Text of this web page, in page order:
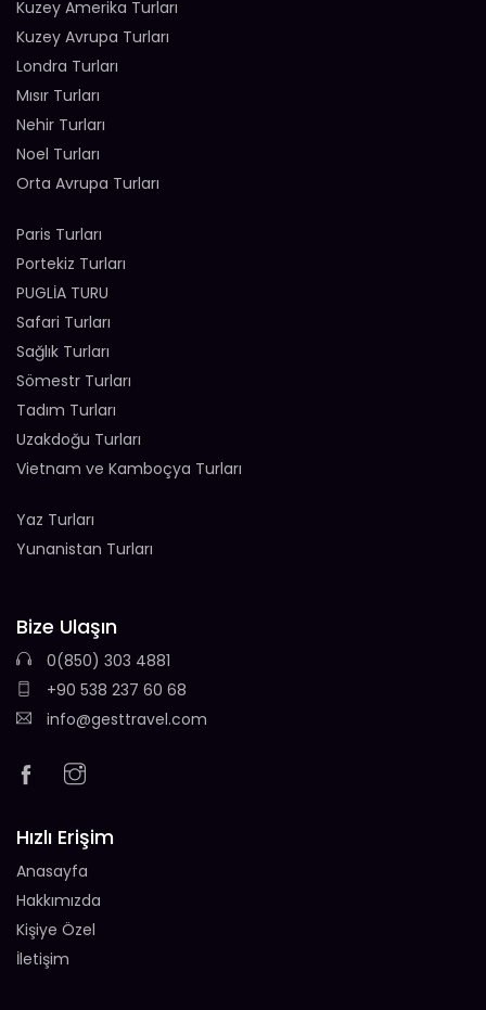
Kuzey Amerika Turları
Kuzey Avrupa Turları
Londra Turları
Mısır Turları
Nehir Turları
Noel Turları
Orta Avrupa Turları
Paris Turları
Portekiz Turları
PUGLİA TURU
Safari Turları
Sağlık Turları
Sömestr Turları
Tadım Turları
Uzakdoğu Turları
Vietnam ve Kamboçya Turları
Yaz Turları
Yunanistan Turları
Bize Ulaşın
0(850) 303 4881
+90 538 237 60 68
info@gesttravel.com
Hızlı Erişim
Anasayfa
Hakkımızda
Kişiye Özel
İletişim